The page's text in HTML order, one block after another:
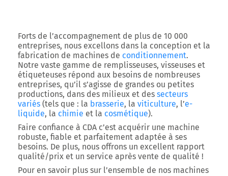
Forts de l’accompagnement de plus de 10 000
entreprises, nous excellons dans la conception et la
fabrication de machines de conditionnement.
Notre vaste gamme de remplisseuses, visseuses et
étiqueteuses répond aux besoins de nombreuses
entreprises, qu’il s’agisse de grandes ou petites
productions, dans des milieux et des secteurs
variés (tels que : la brasserie, la viticulture, l’e-
liquide, la chimie et la cosmétique).
Faire confiance à CDA c’est acquérir une machine
robuste, fiable et parfaitement adaptée à ses
besoins. De plus, nous offrons un excellent rapport
qualité/prix et un service après vente de qualité !
Pour en savoir plus sur l’ensemble de nos machines